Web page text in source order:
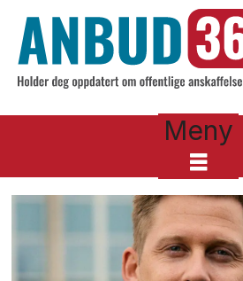
Meny
Tag:
6